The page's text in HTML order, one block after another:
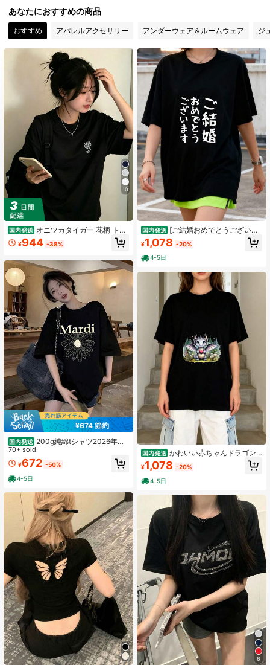
4.80
4.80 6 フォロワー
あなたにおすすめの商品
おすすめ アパレルアクセサリー アンダーウェア＆ルームウェア ジ
10
国内発送 オニツカタイガー 花柄 トラ
T シャツ レディース 半袖 綿 ホワイ
ト オーバーサイズ カジュアル おし
¥944 -38%
¥674 節約
国内発送 200g純綿tシャツ2026年夏
レディース新品半袖純綿少女柄プリ
ント半袖丸首カップルが着る丸首レ
ディーストップス
70+ sold
¥672 -50%
4-5日
国内発送 [ご結婚おめでとうございま
す]文字 新婚 祝 記念 面白い おもしろ
ネタ ウケ狙い 文字入り 夫婦 文字入
れ カップルシャツ 2025年夏レディ
ース新作純綿半袖
¥1,078 -20%
4-5日
国内発送 かわいい赤ちゃんドラゴン
ハート森林ファンタジー水彩Arシャ
ツ 2025年夏レディース新作純綿半袖
¥1,078 -20%
4-5日
6